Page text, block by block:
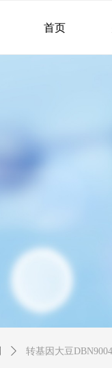
首页
ꄲ 转基因大豆